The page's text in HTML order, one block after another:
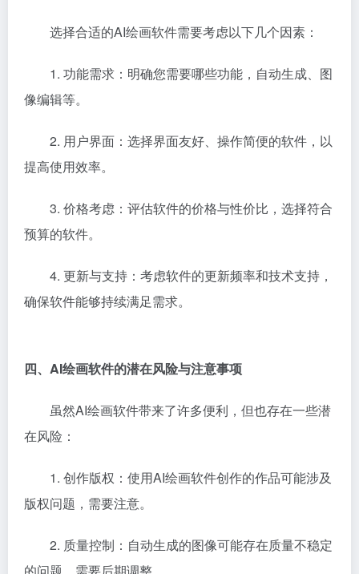
选择合适的AI绘画软件需要考虑以下几个因素：
1. 功能需求：明确您需要哪些功能，自动生成、图
像编辑等。
2. 用户界面：选择界面友好、操作简便的软件，以
提高使用效率。
3. 价格考虑：评估软件的价格与性价比，选择符合
预算的软件。
4. 更新与支持：考虑软件的更新频率和技术支持，
确保软件能够持续满足需求。
四、AI绘画软件的潜在风险与注意事项
虽然AI绘画软件带来了许多便利，但也存在一些潜
在风险：
1. 创作版权：使用AI绘画软件创作的作品可能涉及
版权问题，需要注意。
2. 质量控制：自动生成的图像可能存在质量不稳定